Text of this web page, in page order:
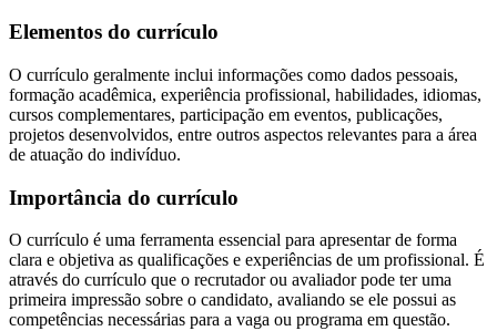
Elementos do currículo
O currículo geralmente inclui informações como dados pessoais,
formação acadêmica, experiência profissional, habilidades, idiomas,
cursos complementares, participação em eventos, publicações,
projetos desenvolvidos, entre outros aspectos relevantes para a área
de atuação do indivíduo.
Importância do currículo
O currículo é uma ferramenta essencial para apresentar de forma
clara e objetiva as qualificações e experiências de um profissional. É
através do currículo que o recrutador ou avaliador pode ter uma
primeira impressão sobre o candidato, avaliando se ele possui as
competências necessárias para a vaga ou programa em questão.